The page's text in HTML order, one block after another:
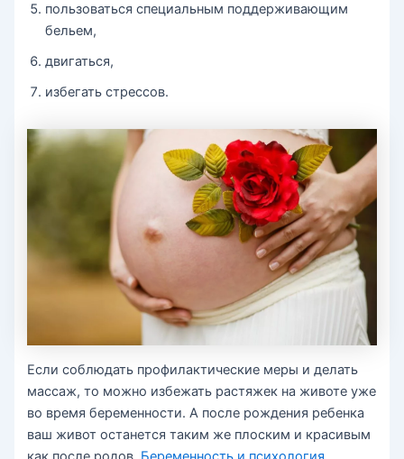
пользоваться специальным поддерживающим
бельем,
двигаться,
избегать стрессов.
Если соблюдать профилактические меры и делать
массаж, то можно избежать растяжек на животе уже
во время беременности. А после рождения ребенка
ваш живот останется таким же плоским и красивым